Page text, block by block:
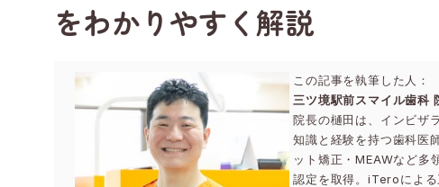
をわかりやすく解説
この記事を執筆した人：
三ツ境駅前スマイル歯
院長の樋田は、インビザ
知識と経験を持つ歯科医
ット矯正・MEAWなど多
認定を取得。iTeroによ